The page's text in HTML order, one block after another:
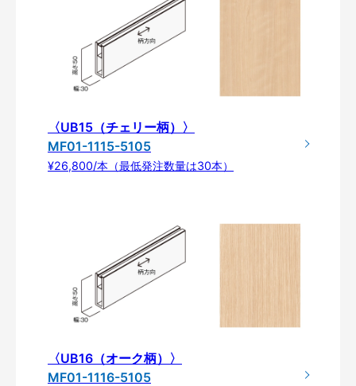
〈UB15（チェリー柄）〉
MF01-1115-5105
¥26,800/本（最低発注数量は30本）
〈UB16（オーク柄）〉
MF01-1116-5105